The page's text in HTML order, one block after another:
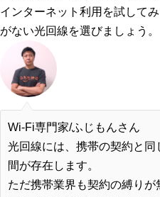
インターネット利用を試して
がない光回線を選びましょう。
Wi-Fi専門家/ふじもんさん
光回線には、携帯の契約と
間が存在します。
ただ携帯業界も契約の縛り